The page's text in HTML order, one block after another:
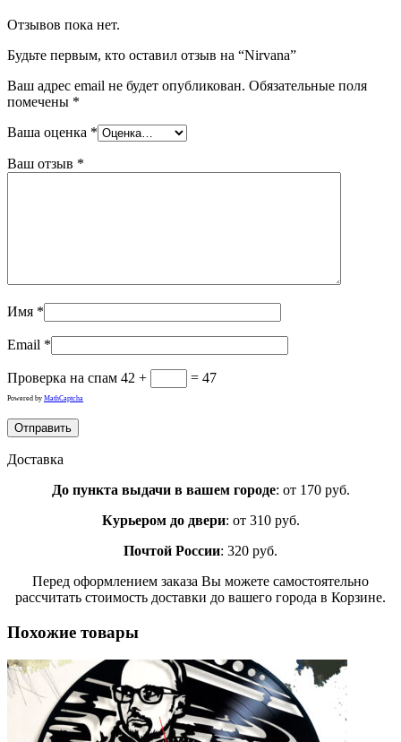
Отзывов пока нет.
Будьте первым, кто оставил отзыв на “Nirvana”
Ваш адрес email не будет опубликован. Обязательные поля
помечены *
Ваша оценка *
Ваш отзыв *
Имя *
Email *
Проверка на спам 42 + = 47
Powered by MathCaptcha
Доставка
До пункта выдачи в вашем городе: от 170 руб.
Курьером до двери: от 310 руб.
Почтой России: 320 руб.
Перед оформлением заказа Вы можете самостоятельно
рассчитать стоимость доставки до вашего города в Корзине.
Похожие товары